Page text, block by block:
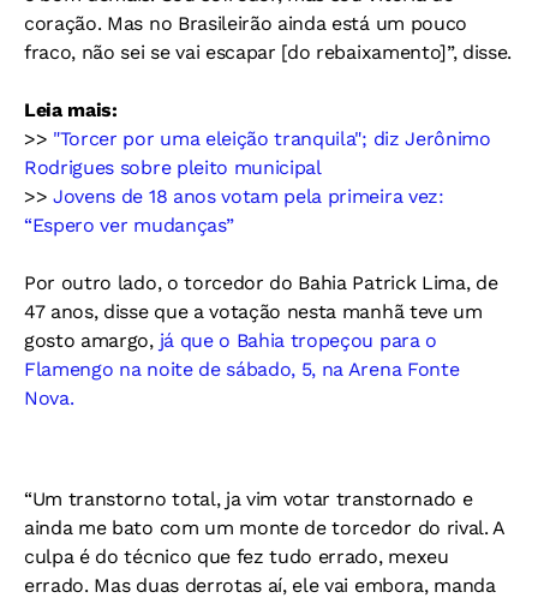
coração. Mas no Brasileirão ainda está um pouco
fraco, não sei se vai escapar [do rebaixamento]”, disse.
Leia mais:
>> "Torcer por uma eleição tranquila"; diz Jerônimo
Rodrigues sobre pleito municipal
>>Jovens de 18 anos votam pela primeira vez:
“Espero ver mudanças”
Por outro lado, o torcedor do Bahia Patrick Lima, de
47 anos, disse que a votação nesta manhã teve um
gosto amargo, já que o Bahia tropeçou para o
Flamengo na noite de sábado, 5, na Arena Fonte
Nova.
“Um transtorno total, ja vim votar transtornado e
ainda me bato com um monte de torcedor do rival. A
culpa é do técnico que fez tudo errado, mexeu
errado. Mas duas derrotas aí, ele vai embora, manda